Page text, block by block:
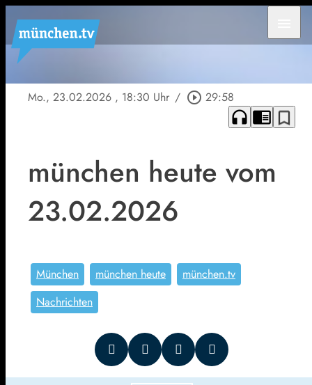
Mo., 23.02.2026 , 18:30 Uhr / play_circle_outline 29:58
headphones chrome_reader_mode bookmark_border
münchen heute vom
23.02.2026
München münchen heute
münchen.tv
Nachrichten